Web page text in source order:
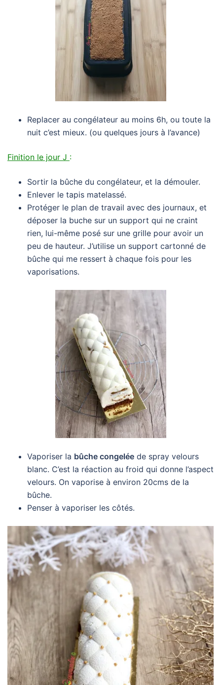
Replacer au congélateur au moins 6h, ou toute la
nuit c’est mieux. (ou quelques jours à l’avance)
Finition le jour J :
Sortir la bûche du congélateur, et la démouler.
Enlever le tapis matelassé.
Protéger le plan de travail avec des journaux, et
déposer la buche sur un support qui ne craint
rien, lui-même posé sur une grille pour avoir un
peu de hauteur. J’utilise un support cartonné de
bûche qui me ressert à chaque fois pour les
vaporisations.
Vaporiser la bûche congelée de spray velours
blanc. C’est la réaction au froid qui donne l’aspect
velours. On vaporise à environ 20cms de la
bûche.
Penser à vaporiser les côtés.